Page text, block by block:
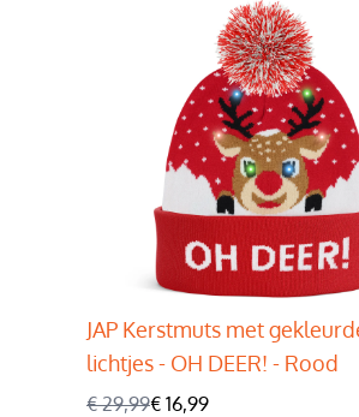
JAP Kerstmuts met
lichtjes - OH DEER! - Rood
€ 29,99€ 16,99